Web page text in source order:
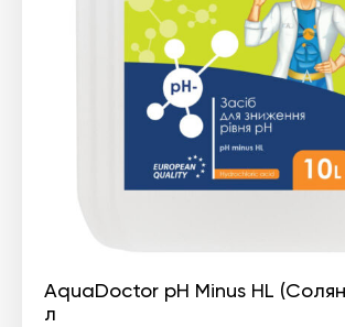
AquaDoctor pH Minus HL
л